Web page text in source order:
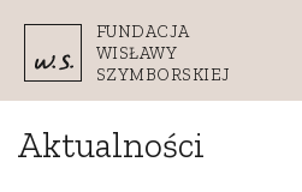
FUNDACJA
WISŁAWY
SZYMBORSKIEJ
Aktualności